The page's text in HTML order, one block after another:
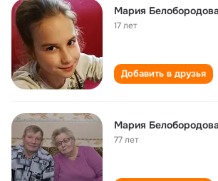
Мария Белобородова
17 лет
Добавить в друзья
Мария Белобородова
77 лет